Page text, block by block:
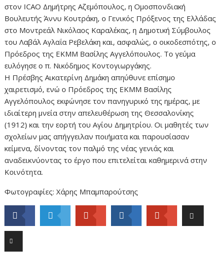
στον ICAO Δημήτρης Αζεμόπουλος, η Ομοσπονδιακή
Βουλευτής Άννυ Κουτράκη, ο Γενικός Πρόξενος της Ελλάδας
στο Μοντρεάλ Νικόλαος Καραλέκας, η Δημοτική Σύμβουλος
του Λαβάλ Αγλαΐα Ρεβελάκη και, ασφαλώς, ο οικοδεσπότης, ο
Πρόεδρος της ΕΚΜΜ Βασίλης Αγγελόπουλος. Το γεύμα
ευλόγησε ο π. Νικόδημος Κοντογιωργάκης.
Η Πρέσβης Αικατερίνη Δημάκη απηύθυνε επίσημο
χαιρετισμό, ενώ ο Πρόεδρος της ΕΚΜΜ Βασίλης
Αγγελόπουλος εκφώνησε τον πανηγυρικό της ημέρας, με
ιδιαίτερη μνεία στην απελευθέρωση της Θεσσαλονίκης
(1912) και την εορτή του Αγίου Δημητρίου. Οι μαθητές των
σχολείων μας απήγγειλαν ποιήματα και παρουσίασαν
κείμενα, δίνοντας τον παλμό της νέας γενιάς και
αναδεικνύοντας το έργο που επιτελείται καθημερινά στην
Κοινότητα.
Φωτογραφίες: Χάρης Μπαμπαρούτσης